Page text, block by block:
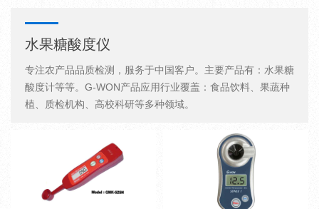
水果糖酸度仪
专注农产品品质检测，服务于中国客户。主要产品有：水果糖
酸度计等等。G-WON产品应用行业覆盖：食品饮料、果蔬种
植、质检机构、高校科研等多种领域。